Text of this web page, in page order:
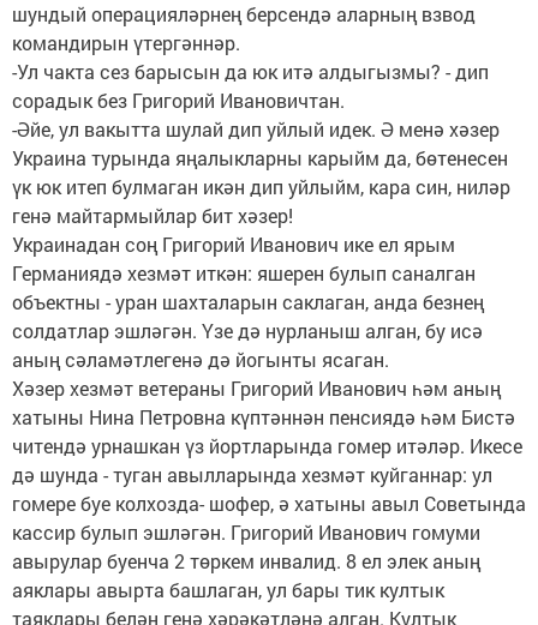
шундый операцияләрнең берсендә аларның взвод
командирын үтергәннәр.
-Ул чакта сез барысын да юк итә алдыгызмы? - дип
сорадык без Григорий Ивановичтан.
-Әйе, ул вакытта шулай дип уйлый идек. Ә менә хәзер
Украина турында яңалыкларны карыйм да, бөтенесен
үк юк итеп булмаган икән дип уйлыйм, кара син, ниләр
генә майтармыйлар бит хәзер!
Украинадан соң Григорий Иванович ике ел ярым
Германиядә хезмәт иткән: яшерен булып саналган
объектны - уран шахталарын саклаган, анда безнең
солдатлар эшләгән. Үзе дә нурланыш алган, бу исә
аның сәламәтлегенә дә йогынты ясаган.
Хәзер хезмәт ветераны Григорий Иванович һәм аның
хатыны Нина Петровна күптәннән пенсиядә һәм Бистә
читендә урнашкан үз йортларында гомер итәләр. Икесе
дә шунда - туган авылларында хезмәт куйганнар: ул
гомере буе колхозда- шофер, ә хатыны авыл Советында
кассир булып эшләгән. Григорий Иванович гомуми
авырулар буенча 2 төркем инвалид. 8 ел элек аның
аяклары авырта башлаган, ул бары тик култык
таяклары белән генә хәрәкәтләнә алган. Култык